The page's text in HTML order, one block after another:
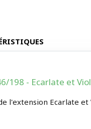
198 - Ecarlate et
l'extension Ecarlate